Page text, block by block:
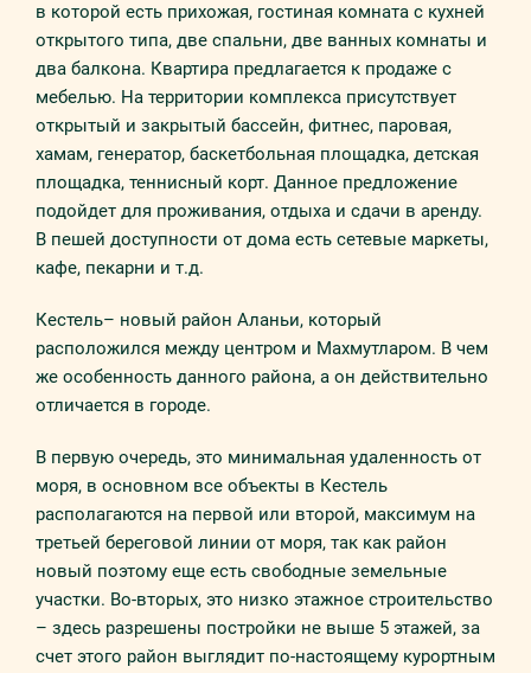
в которой есть прихожая, гостиная комната с кухней
открытого типа, две спальни, две ванных комнаты и
два балкона. Квартира предлагается к продаже с
мебелью. На территории комплекса присутствует
открытый и закрытый бассейн, фитнес, паровая,
хамам, генератор, баскетбольная площадка, детская
площадка, теннисный корт. Данное предложение
подойдет для проживания, отдыха и сдачи в аренду.
В пешей доступности от дома есть сетевые маркеты,
кафе, пекарни и т.д.
Кестель– новый район Аланьи, который
расположился между центром и Махмутларом. В чем
же особенность данного района, а он действительно
отличается в городе.
В первую очередь, это минимальная удаленность от
моря, в основном все объекты в Кестель
располагаются на первой или второй, максимум на
третьей береговой линии от моря, так как район
новый поэтому еще есть свободные земельные
участки. Во-вторых, это низко этажное строительство
– здесь разрешены постройки не выше 5 этажей, за
счет этого район выглядит по-настоящему курортным